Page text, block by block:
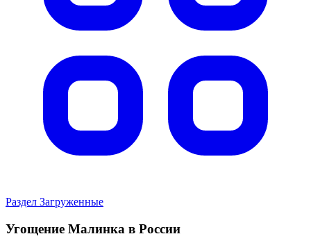
Раздел Загруженные
Угощение Малинка в России